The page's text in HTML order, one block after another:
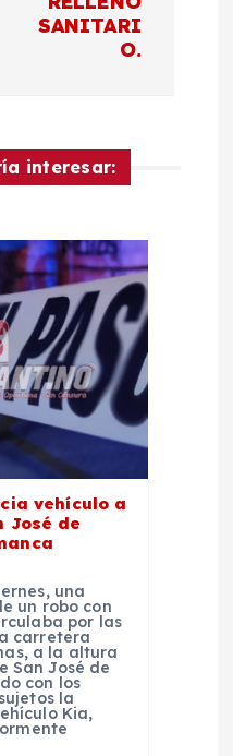
SANITARI
O.
interesar:
vehículo a
José de
una
un robo con
por las
carretera
a la altura
San José de
con los
la
Kia,